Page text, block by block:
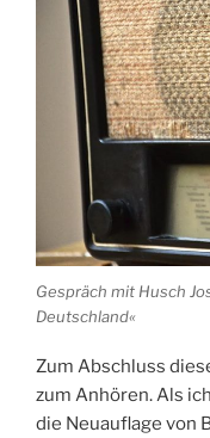
Gespräch mit Husch
Deutschland«
Zum Abschluss
zum Anhören. Als
die Neuauflage von